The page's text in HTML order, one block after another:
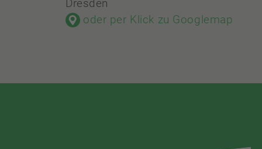
Dresden
oder per Klick zu Googlemap